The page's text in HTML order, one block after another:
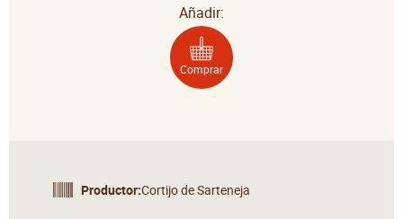
Añadir:
Comprar
Productor:Cortijo de Sarteneja